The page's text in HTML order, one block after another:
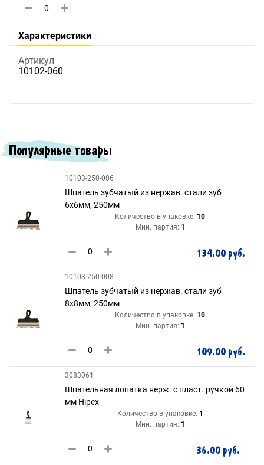
Характеристики
Артикул
10102-060
Популярные товары
10103-250-006
Шпатель зубчатый из нержав. стали зуб
6х6мм, 250мм
Количество в упаковке: 10
Мин. партия: 1
134.00 руб.
10103-250-008
Шпатель зубчатый из нержав. стали зуб
8х8мм, 250мм
Количество в упаковке: 10
Мин. партия: 1
109.00 руб.
3083061
Шпательная лопатка нерж. с пласт. ручкой 60
мм Hipex
Количество в упаковке: 1
Мин. партия: 1
36.00 руб.